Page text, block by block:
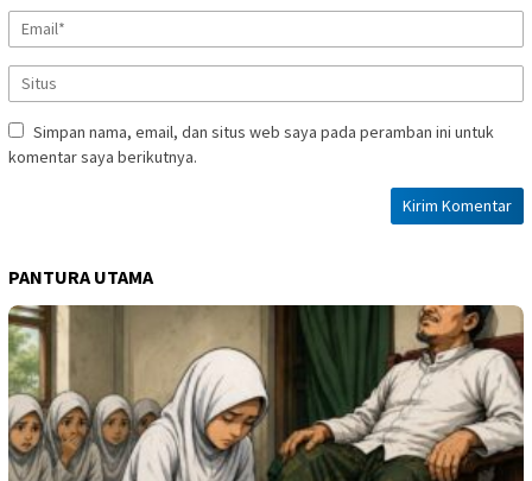
Simpan nama, email, dan situs web saya pada peramban ini untuk
komentar saya berikutnya.
PANTURA UTAMA